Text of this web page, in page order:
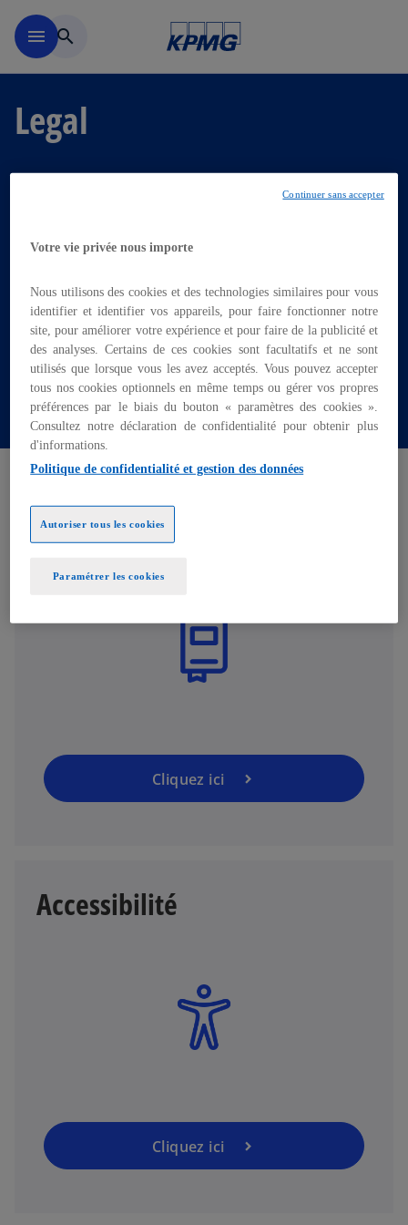
menu search
Legal
Accueil Legal
Mentions légales
Cliquez ici
Accessibilité
Cliquez ici
Votre vie privée nous importe
Nous utilisons des cookies et des technologies similaires pour vous
identifier et identifier vos appareils, pour faire fonctionner notre
site, pour améliorer votre expérience et pour faire de la publicité et
des analyses. Certains de ces cookies sont facultatifs et ne sont
utilisés que lorsque vous les avez acceptés. Vous pouvez accepter
tous nos cookies optionnels en même temps ou gérer vos propres
préférences par le biais du bouton « paramètres des cookies ».
Consultez notre déclaration de confidentialité pour obtenir plus
d'informations.
Politique de confidentialité et gestion des données
Paramétrer les cookies
Autoriser tous les cookies
Continuer sans accepter